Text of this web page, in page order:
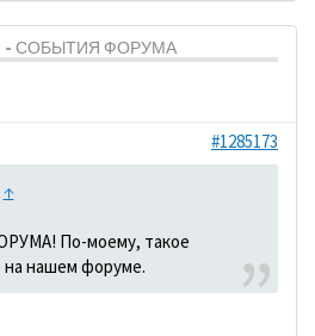
- СОБЫТИЯ ФОРУМА
#1285173
↑
По-моему, такое
нашем форуме.